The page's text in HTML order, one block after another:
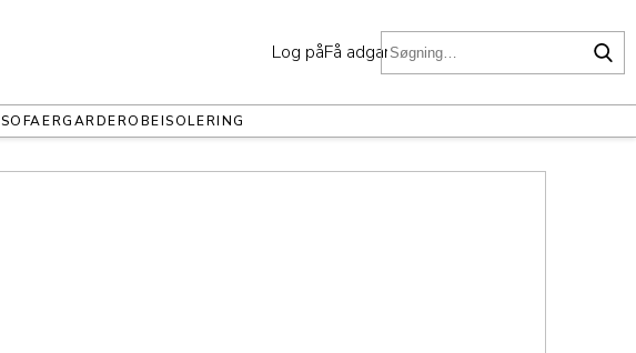
Log påFå adgang
SOFAERGARDEROBEISOLERING